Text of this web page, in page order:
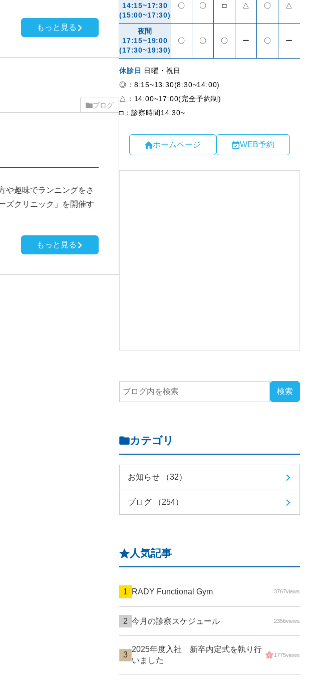
もっと見る
ブログ
や趣味でランニングをさ
ズクリニック」を開催す
もっと見る
ホームページ WEB予約
カテゴリ
お知らせ （32）
ブログ （254）
人気記事
RADY Functional Gym 3767views
今月の診察スケジュール 2356views
2025年度入社 新卒内定式を執り行
いました
1775views